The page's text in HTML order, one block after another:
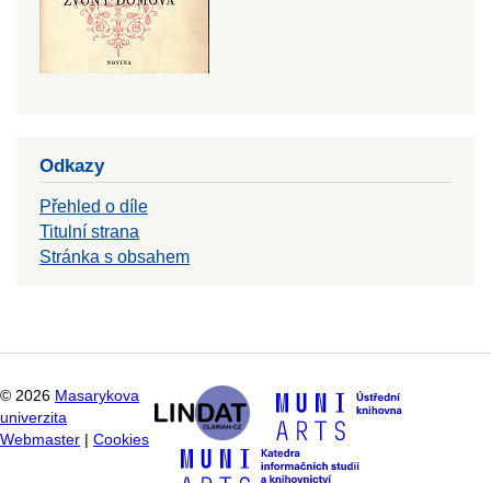
Odkazy
Přehled o díle
Titulní strana
Stránka s obsahem
© 2026 Masarykova
univerzita
Webmaster
Cookies